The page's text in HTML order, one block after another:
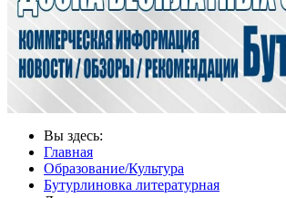
Вы здесь:
Главная
Образование/Культура
Бутурлиновка литературная